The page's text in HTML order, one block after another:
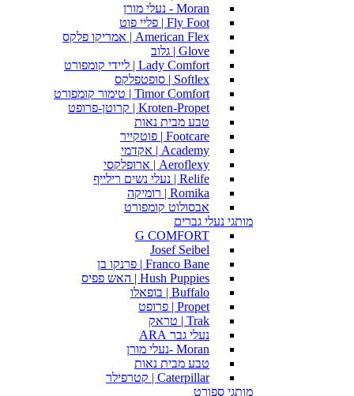
Moran - נעלי מורן
Fly Foot | פליי פוט
American Flex | אמריקו פלקס
Glove | גלוב
Lady Comfort | ליידי קומפורט
Softlex | סופטפלקס
Timor Comfort | טימור קומפורט
Kroten-Propet | קרוטן-פרופט
טבע מבית נאות
Footcare | פוטקייר
Academy | אקדמי
Aeroflexy | ארופלקסי
Relife | נעלי נשים רילייף
Romika | רומיקה
אבסולוט קומפורט
מותגי נעלי גברים
G COMFORT
Josef Seibel
Franco Bane | פרנקו בן
Hush Puppies | האש פפיס
Buffalo | בופאלו
Propet | פרופט
Trak | טראק
נעלי גבר ARA
Moran -נעלי מורן
טבע מבית נאות
Caterpillar | קטרפילר
מותגי ספורט